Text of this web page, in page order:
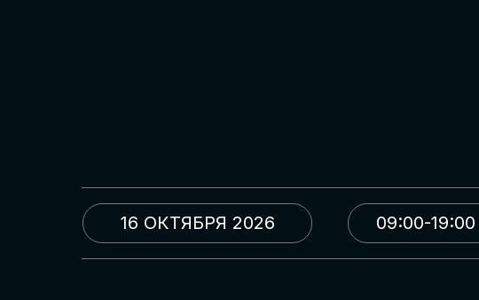
09:00-19:00
16 ОКТЯБРЯ 2026